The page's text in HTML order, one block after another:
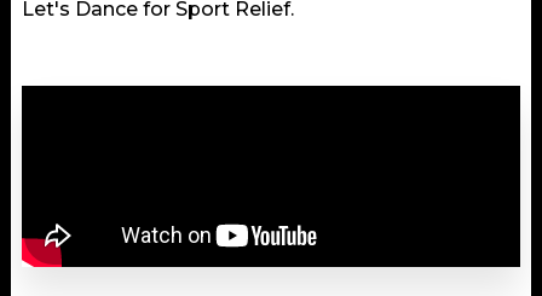
Let's Dance for Sport Relief.